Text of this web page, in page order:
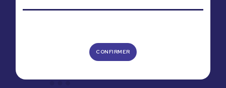
CONFIRMER